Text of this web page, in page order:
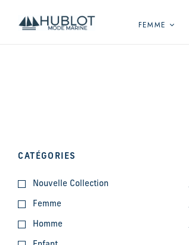
FEMME
CATÉGORIES
Nouvelle Collection
Femme
Homme